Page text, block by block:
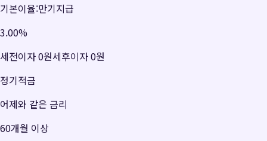
기본이율:만기지급
3.00%
세전이자0원세후이자0원
정기적금
어제와 같은 금리
60개월 이상